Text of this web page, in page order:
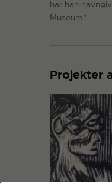
har han
Museum”.
Projekter